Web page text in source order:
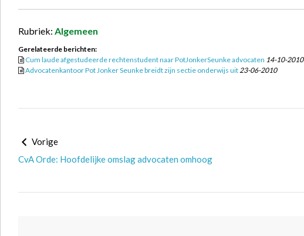
Rubriek: Algemeen
Gerelateerde berichten:
Cum laude afgestudeerde rechtenstudent naar PotJonkerSeunke advocaten 14-10-2010
Advocatenkantoor Pot Jonker Seunke breidt zijn sectie onderwijs uit23-06-2010
Vorige
CvA Orde: Hoofdelijke omslag advocaten omhoog